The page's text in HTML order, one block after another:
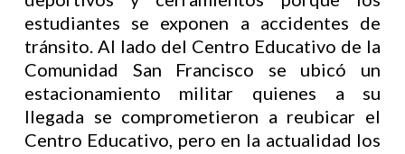
estudiantes se exponen a accidentes de
tránsito. Al lado del Centro Educativo de la
Comunidad San Francisco se ubicó un
estacionamiento militar quienes a su
llegada se comprometieron a reubicar el
Centro Educativo, pero en la actualidad los